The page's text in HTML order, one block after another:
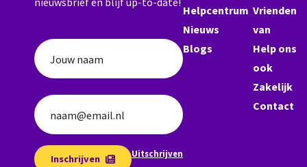
Jouw naam
naam@email.nl
Inschrijven Uitschrijven
Helpcentrum
Nieuws
Blogs
Vrienden
van
Help ons
ook
Zakelijk
Contact